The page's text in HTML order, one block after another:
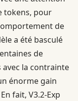
tokens, pour
de
a été basculé
de
la contrainte
énorme gain
En fait, V3.2-Exp